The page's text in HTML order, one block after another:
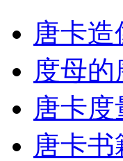
唐卡
度母
唐卡度
唐卡